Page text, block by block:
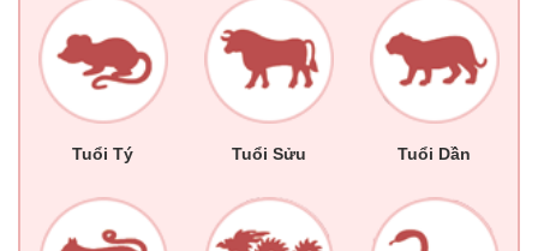
Tuổi Tý Tuổi Sửu Tuổi Dần